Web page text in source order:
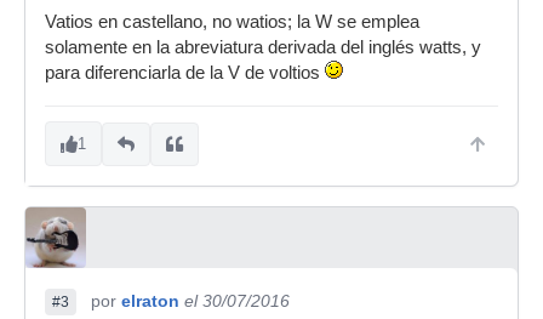
Vatios en castellano, no watios; la W se emplea
solamente en la abreviatura derivada del inglés watts, y
para diferenciarla de la V de voltios
1
#3 por elraton el 30/07/2016